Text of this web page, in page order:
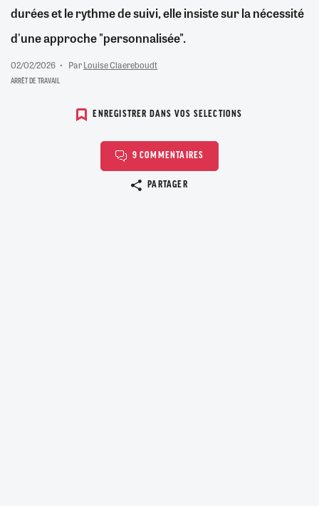
durées et le rythme de suivi, elle insiste sur la nécessité
d'une approche "personnalisée".
02/02/2026 ParLouise Claereboudt
ARRÊT DE TRAVAIL
ENREGISTRER DANS VOS SELECTIONS
9 COMMENTAIRES
PARTAGER